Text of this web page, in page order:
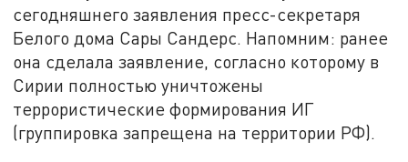
сегодняшнего заявления пресс-секретаря
Белого дома Сары Сандерс. Напомним: ранее
она сделала заявление, согласно которому в
Сирии полностью уничтожены
террористические формирования ИГ
(группировка запрещена на территории РФ).